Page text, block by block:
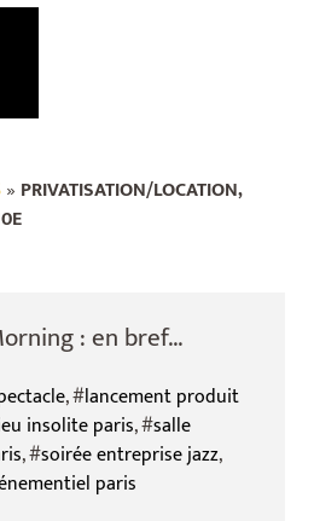
» PRIVATISATION/LOCATION,
: en bref...
, #lancement produit
insolite paris, #salle
, #soirée entreprise jazz,
paris